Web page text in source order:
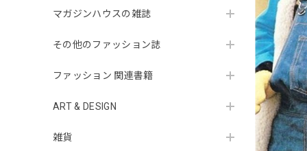
マガジンハウスの雑誌
その他のファッション誌
ファッション 関連書籍
ART & DESIGN
雑貨